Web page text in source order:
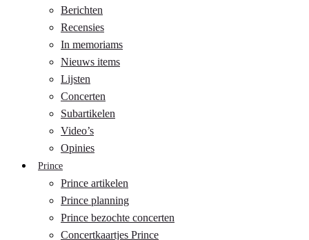
Berichten
Recensies
In memoriams
Nieuws items
Lijsten
Concerten
Subartikelen
Video’s
Opinies
Prince
Prince artikelen
Prince planning
Prince bezochte concerten
Concertkaartjes Prince